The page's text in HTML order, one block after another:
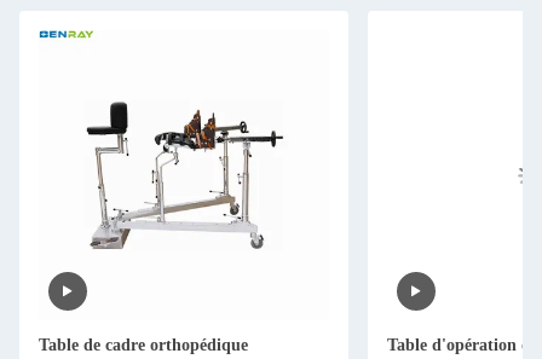
Table de cadre orthopédique
Table d'opération